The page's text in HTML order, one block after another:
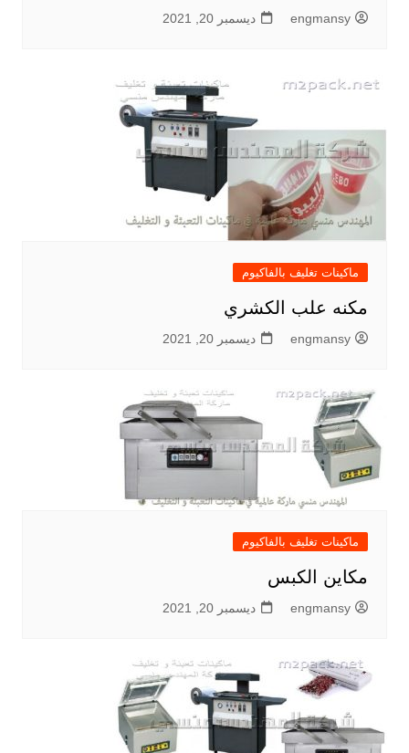
engmansy ديسمبر 20, 2021
ماكينات تغليف بالفاكيوم
مكنه علب الكشري
engmansy ديسمبر 20, 2021
ماكينات تغليف بالفاكيوم
مكاين الكبس
engmansy ديسمبر 20, 2021